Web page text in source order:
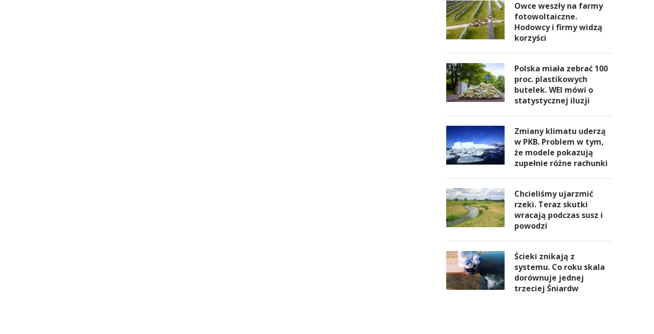
Owce weszły na farmy
fotowoltaiczne.
Hodowcy i firmy widzą
korzyści
Polska miała zebrać 100
proc. plastikowych
butelek. WEI mówi o
statystycznej iluzji
Zmiany klimatu uderzą
w PKB. Problem w tym,
że modele pokazują
zupełnie różne rachunki
Chcieliśmy ujarzmić
rzeki. Teraz skutki
wracają podczas susz i
powodzi
Ścieki znikają z
systemu. Co roku skala
dorównuje jednej
trzeciej Śniardw